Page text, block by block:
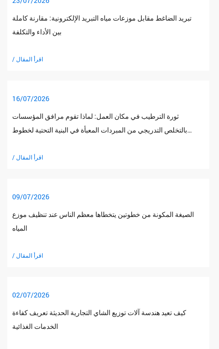
تبريد الضاغط مقابل موزعات مياه التبريد الإلكترونية: مقارنة كاملة
بين الأداء والتكلفة
/ اقرأ المقال
16/07/2026
ثورة الترطيب في مكان العمل: لماذا تقوم مرافق المؤسسات
بالتخلص التدريجي من المبردات المعبأة في البنية التحتية لخطوط
/ اقرأ المقال
09/07/2026
الصيغة المكونة من خطوتين يتخطاها معظم الناس عند تنظيف موزع
المياه
/ اقرأ المقال
02/07/2026
كيف تعيد هندسة آلات توزيع الشاي التجارية الحديثة تعريف كفاءة
الخدمات الغذائية